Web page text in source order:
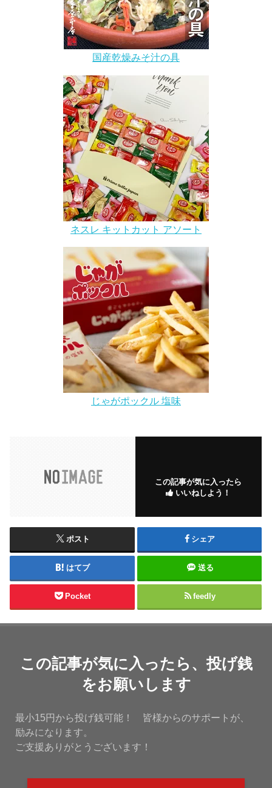
国産乾燥みそ汁の具
ネスレ キットカット アソート
じゃがポックル 塩味
この記事が気に入ったら
いいねしよう！
ポスト シェア
はてブ 送る
Pocket feedly
この記事が気に入ったら、投げ銭
をお願いします
最小15円から投げ銭可能！ 皆様からのサポートが、
励みになります。
ご支援ありがとうございます！